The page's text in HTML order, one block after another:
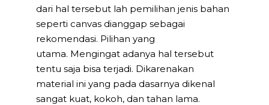
dari hal tersebut lah pemilihan jenis bahan
seperti canvas dianggap sebagai
rekomendasi. Pilihan yang
utama. Mengingat adanya hal tersebut
tentu saja bisa terjadi. Dikarenakan
material ini yang pada dasarnya dikenal
sangat kuat, kokoh, dan tahan lama.